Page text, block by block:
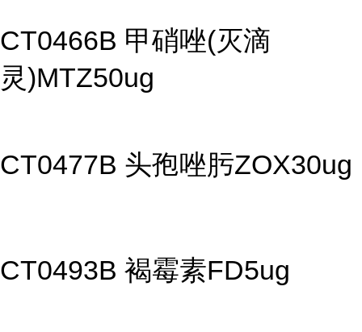
CT0466B 甲硝唑(灭滴
灵)MTZ50ug
CT0477B 头孢唑肟ZOX30ug
CT0493B 褐霉素FD5ug